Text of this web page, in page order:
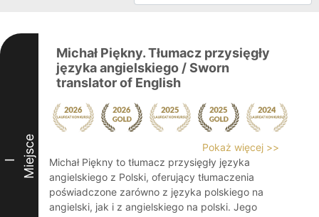
I Miejsce
Michał Piękny. Tłumacz przysięgły
języka angielskiego / Sworn
translator of English
Pokaż więcej >>
Michał Piękny to tłumacz przysięgły języka
angielskiego z Polski, oferujący tłumaczenia
poświadczone zarówno z języka polskiego na
angielski, jak i z angielskiego na polski. Jego